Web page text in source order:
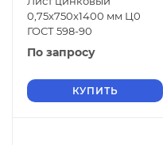
0,75х750х1400 мм Ц0
ГОСТ 598-90
По запросу
КУПИТЬ